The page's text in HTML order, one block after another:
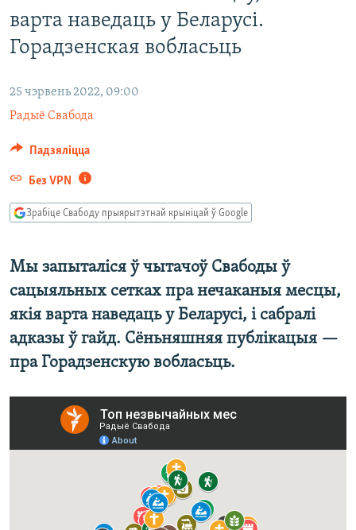
КАЛЯНДАР
НА ХВАЛЯХ СВАБОДЫ
варта наведаць у Беларусі.
Горадзенская вобласьць
25 чэрвень 2022, 09:00
Радыё Свабода
Падзяліцца
Без VPN
Зрабіце Свабоду прыярытэтнай крыніцай ў Google
Мы запыталіся ў чытачоў Свабоды ў
сацыяльных сетках пра нечаканыя месцы,
якія варта наведаць у Беларусі, і сабралі
адказы ў гайд. Сёньняшняя публікацыя —
пра Горадзенскую вобласьць.